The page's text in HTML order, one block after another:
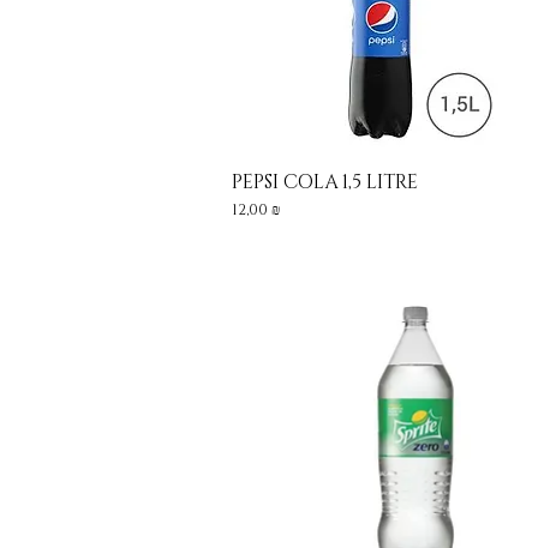
Aperçu rapide
PEPSI COLA 1,5 LITRE
Prix
12,00 ₪